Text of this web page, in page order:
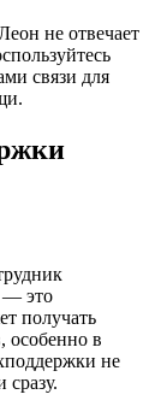
не отвечает
связи для
— это
получать
особенно в
не
сразу.